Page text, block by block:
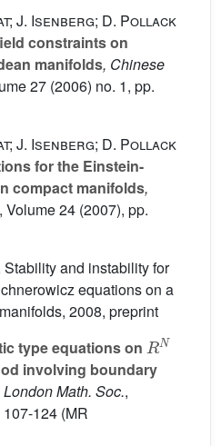
J. Isenberg; D. Pollack
constraints on
manifolds, Chinese
27 (2006) no. 1, pp.
J. Isenberg; D. Pollack
for the Einstein-
compact manifolds,
, Volume 24 (2007), pp.
Stability and instability for
equations on a
2008, preprint
type equations on
N
involving boundary
London Math. Soc.,
124 (MR